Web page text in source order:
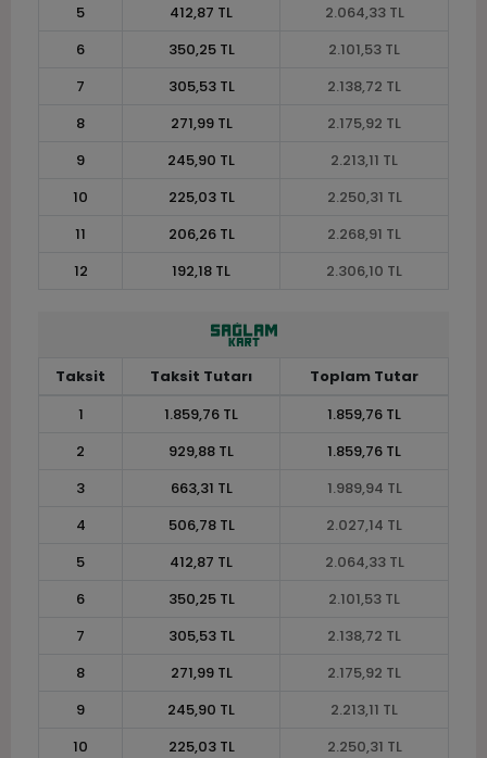
5
412,87 TL
2.064,33 TL
6
350,25 TL
2.101,53 TL
7
305,53 TL
2.138,72 TL
8
271,99 TL
2.175,92 TL
9
245,90 TL
2.213,11 TL
10
225,03 TL
2.250,31 TL
11
206,26 TL
2.268,91 TL
12
192,18 TL 2.306,10 TL
Taksit Taksit Tutarı
Toplam Tutar
1
1.859,76 TL
1.859,76 TL
2
929,88 TL
1.859,76 TL
3
663,31 TL
1.989,94 TL
4
506,78 TL
2.027,14 TL
5
412,87 TL
2.064,33 TL
6
350,25 TL
2.101,53 TL
7
305,53 TL
2.138,72 TL
8
271,99 TL
2.175,92 TL
9
245,90 TL
2.213,11 TL
10
225,03 TL
2.250,31 TL